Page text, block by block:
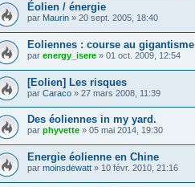
Éolien / énergie
par Maurin » 20 sept. 2005, 18:40
Eoliennes : course au gigantisme
par energy_isere » 01 oct. 2009, 12:54
[Eolien] Les risques
par Caraco » 27 mars 2008, 11:39
Des éoliennes in my yard.
par phyvette » 05 mai 2014, 19:30
Energie éolienne en Chine
par moinsdewatt » 10 févr. 2010, 21:16